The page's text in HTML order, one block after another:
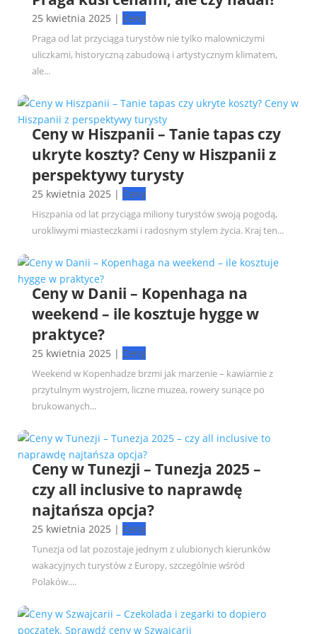
25 kwietnia 2025 | Ceny
Praga od lat przyciąga turystów nie tylko malowniczymi
uliczkami, historyczną zabudową i artystycznym klimatem,
ale...
Ceny w Hiszpanii – Tanie tapas czy
ukryte koszty? Ceny w Hiszpanii z
perspektywy turysty
25 kwietnia 2025 | Ceny
Hiszpania od lat przyciąga miliony turystów swoją pogodą,
urokliwymi miasteczkami i radosnym stylem życia. Kraj ten...
Ceny w Danii – Kopenhaga na
weekend – ile kosztuje hygge w
praktyce?
25 kwietnia 2025 | Ceny
Weekend w Kopenhadze brzmi jak marzenie – kawiarnie z
przytulnym wystrojem, liczne muzea, rowery sunące po
brukowanych...
Ceny w Tunezji – Tunezja 2025 –
czy all inclusive to naprawdę
najtańsza opcja?
25 kwietnia 2025 | Ceny
Tunezja od lat pozostaje jednym z ulubionych kierunków
wakacyjnych turystów z Europy, szczególnie wśród
Polaków....